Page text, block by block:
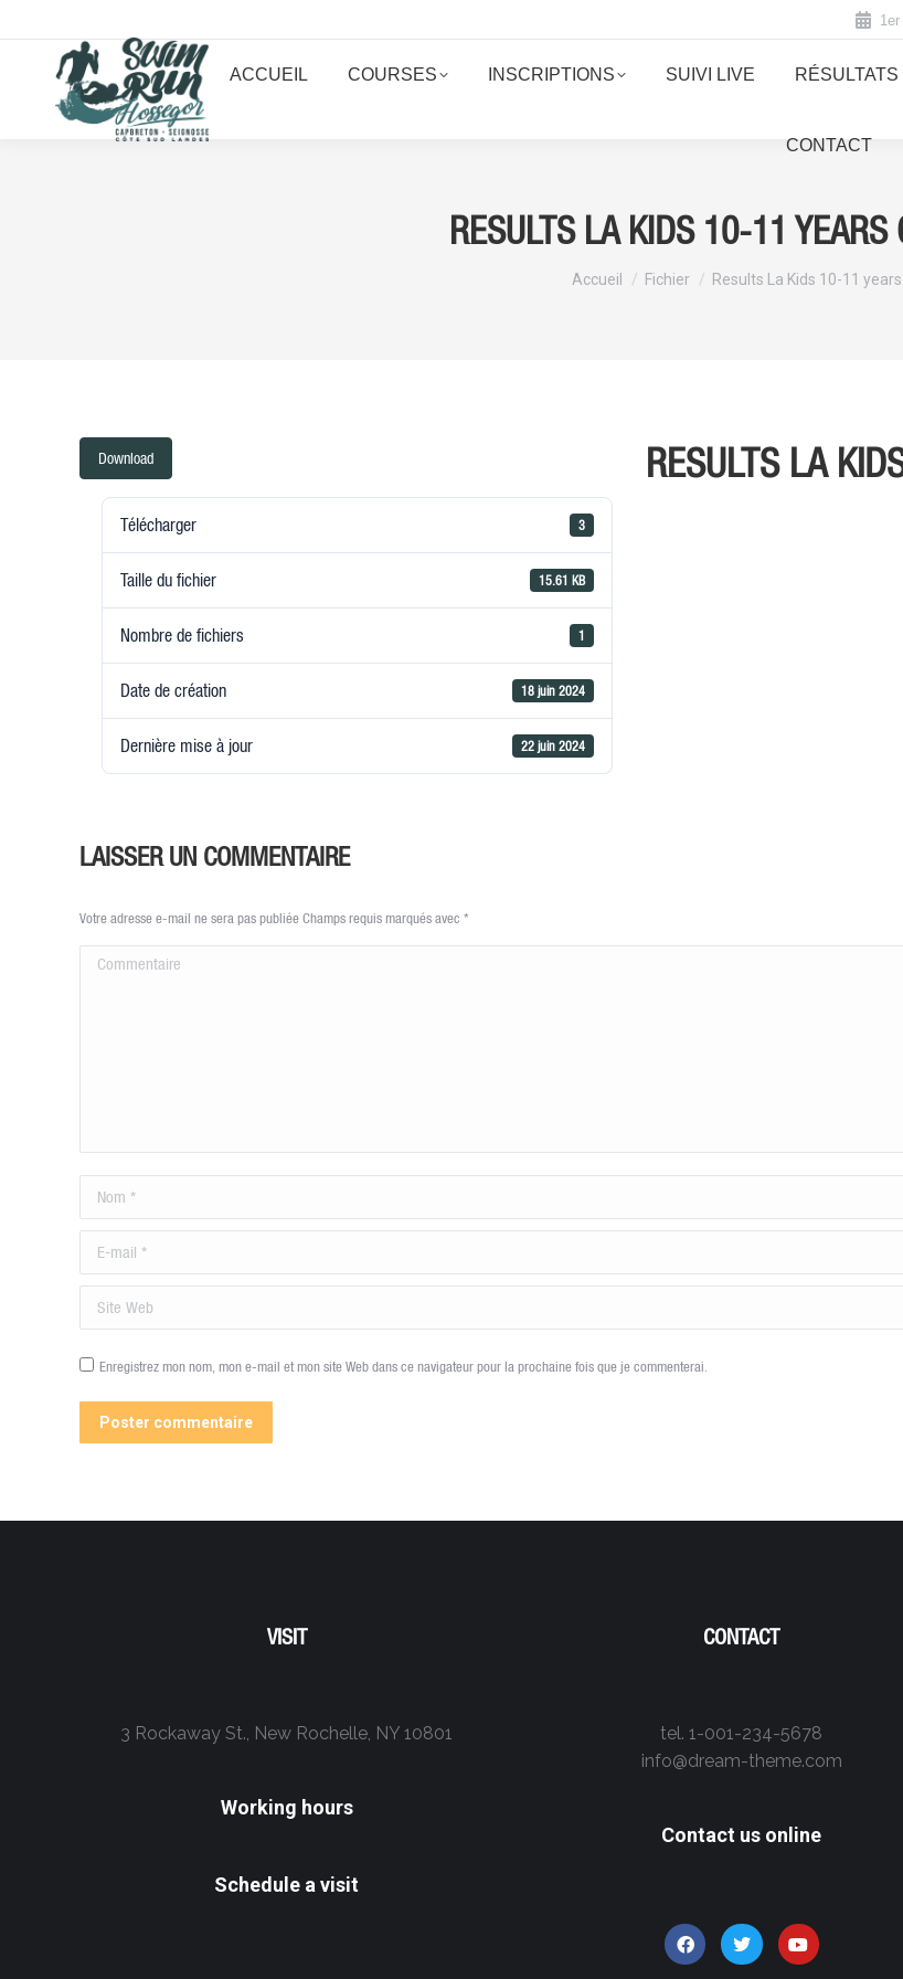
ACCUEIL COURSES INSCRIPTIONS SUIVI LIVE RÉSULTATS
CONTACT
RESULTS LA KIDS 10-11
Vous êtes ici :
Accueil Fichier Results La Kids 10-11 years…
Download
Télécharger 3
Taille du fichier 15.61 KB
Nombre de fichiers 1
Date de création 18 juin 2024
Dernière mise à jour 22 juin 2024
RESULTS LA
LAISSER UN COMMENTAIRE
Votre adresse e-mail ne sera pas publiée Champs requis marqués avec *
Commentaire
Nom *
E-mail *
Site Web
Enregistrez mon nom, mon e-mail et mon site Web dans ce navigateur pour la prochaine fois que je commenterai.
Poster commentaire
VISIT
3 Rockaway St., New Rochelle, NY 10801
Working hours
Schedule a visit
CONTACT
tel. 1-001-234-5678
info@dream-theme.com
Contact us online